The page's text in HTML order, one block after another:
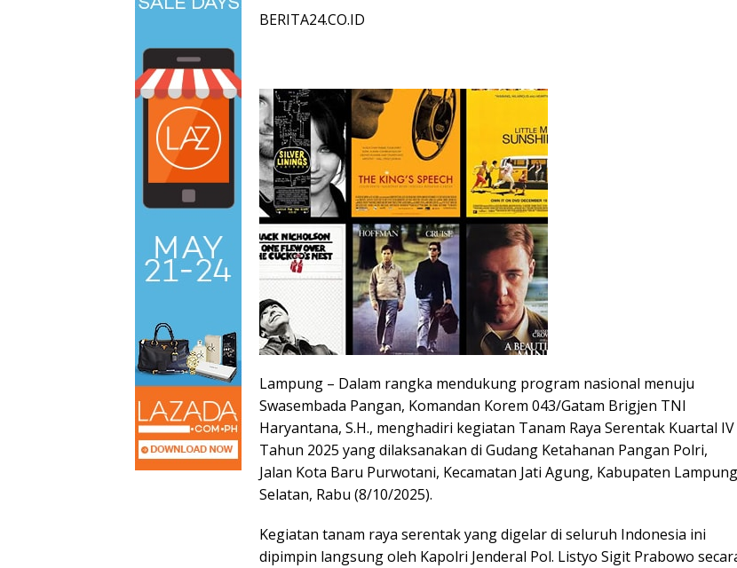
BERITA24.CO.ID
Lampung – Dalam rangka mendukung program nasional menuju
Swasembada Pangan, Komandan Korem 043/Gatam Brigjen TNI
Haryantana, S.H., menghadiri kegiatan Tanam Raya Serentak Kuartal IV
Tahun 2025 yang dilaksanakan di Gudang Ketahanan Pangan Polri,
Jalan Kota Baru Purwotani, Kecamatan Jati Agung, Kabupaten Lampung
Selatan, Rabu (8/10/2025).
Kegiatan tanam raya serentak yang digelar di seluruh Indonesia ini
dipimpin langsung oleh Kapolri Jenderal Pol. Listyo Sigit Prabowo